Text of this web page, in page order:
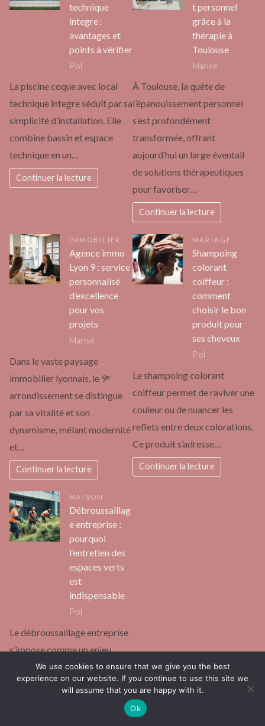
technique
integre :
avantages et
points à vérifier
Pol
La piscine coque avec local
technique integre séduit par sa
simplicité d’installation. Elle
combine bassin et espace
technique en un…
Continuer la lecture
t personnel
grâce à la
thérapie à
Toulouse
Marise
À Toulouse, la quête de
l’épanouissement personnel
s’est profondément
transformée, offrant
aujourd’hui un large éventail
de solutions thérapeutiques
pour favoriser…
Continuer la lecture
IMMOBILIER
Agence immo
Lyon 9 : service
personnalisé
d’excellence
pour vos
projets
Marise
Dans le vaste paysage
immobilier lyonnais, le 9ᵉ
arrondissement se distingue
par sa vitalité et son
dynamisme, mêlant modernité
et…
Continuer la lecture
MARIAGE
Shampoing
colorant
coiffeur :
comment
choisir le bon
produit pour
ses cheveux
Pol
Le shampoing colorant
coiffeur permet de raviver une
couleur ou de nuancer les
reflets entre deux colorations.
Ce produit s’adresse…
Continuer la lecture
MAISON
Débroussaillag
e entreprise :
pourquoi
l’entretien des
espaces verts
est
indispensable
Pol
Le débroussaillage entreprise
s’impose comme un enjeu
majeur pour la sécurité et la
pérennité des sites
We use cookies to ensure that we give you the best
experience on our website. If you continue to use this site we
will assume that you are happy with it.
Ok